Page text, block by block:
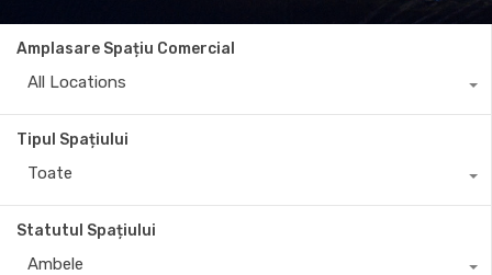
Amplasare Spațiu Comercial
All Locations
Tipul Spațiului
Toate
Statutul Spațiului
Ambele